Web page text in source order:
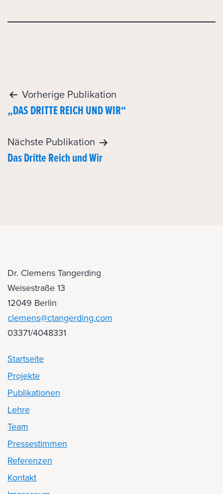
Post
navigation
Vorherige Publikation
„DAS DRITTE REICH UND WIR“
Nächste Publikation
Das Dritte Reich und Wir
Dr. Clemens Tangerding
Weisestraße 13
12049 Berlin
clemens@ctangerding.com
03371/4048331
Startseite
Projekte
Publikationen
Lehre
Team
Pressestimmen
Referenzen
Kontakt